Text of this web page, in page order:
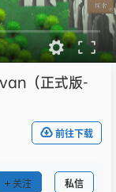
（正式版-
前往下载
关注 私信